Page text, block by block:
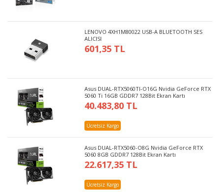
LENOVO 4XH1M80022 USB-A BLUETOOTH SES
ALICISI
601,35 TL
Asus DUAL-RTX5060TI-O16G Nvidia GeForce RTX
5060 Ti 16GB GDDR7 128Bit Ekran Kartı
40.483,80 TL
Ücretsiz Kargo
Asus DUAL-RTX5060-O8G Nvidia GeForce RTX
5060 8GB GDDR7 128Bit Ekran Kartı
22.617,35 TL
Ücretsiz Kargo